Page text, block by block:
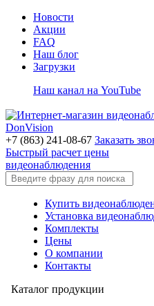
Новости
Акции
FAQ
Наш блог
Загрузки
Наш канал на YouTube
+7 (863) 241-08-67 Заказать
Быстрый расчет цены
видеонаблюдения
Купить
Установка
Комплекты
Цены
О компании
Контакты
Каталог продукции